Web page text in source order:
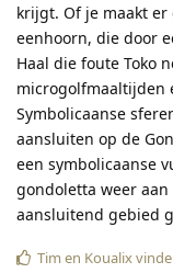
krijgt. Of je maakt er
eenhoorn, die door
Haal die foute Toko
microgolfmaaltijden
Symbolicaanse
aansluiten op de
een symbolicaanse
gondoletta weer
aansluitend gebied
Tim en Koualix